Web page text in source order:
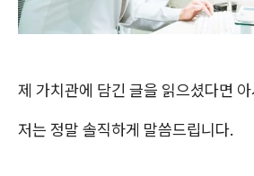
제 가치관에 담긴 글을 읽으셨다면
저는 정말 솔직하게 말씀드립니다.